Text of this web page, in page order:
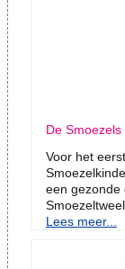
De
Voor het
een gezonde
Lees meer...